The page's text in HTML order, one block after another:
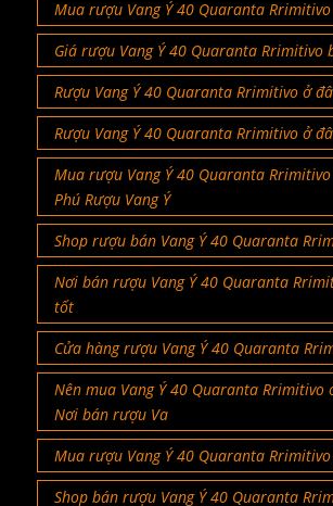
Mua rượu Vang Ý 40 Quaranta
Giá rượu Vang Ý 40 Quaranta Rrimitivo
Rượu Vang Ý 40 Quaranta Rrimitivo ở
Rượu Vang Ý 40 Quaranta Rrimitivo ở
Mua rượu Vang Ý 40 Quaranta
Phú Rượu Vang Ý
Shop rượu bán Vang Ý 40 Quaranta
Nơi bán rượu Vang Ý 40 Quaranta
tốt
Cửa hàng rượu Vang Ý 40 Quaranta
Nên mua Vang Ý 40 Quaranta Rrimitivo
Nơi bán rượu Va
Mua rượu Vang Ý 40 Quaranta
Shop bán rượu Vang Ý 40 Quaranta